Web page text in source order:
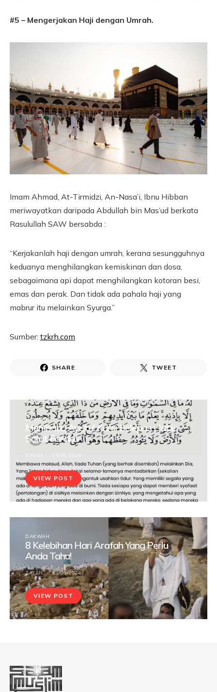
#5 – Mengerjakan Haji dengan Umrah.
Imam Ahmad, At-Tirmidzi, An-Nasa’i, Ibnu Hibban
meriwayatkan daripada Abdullah bin Mas’ud berkata
Rasulullah SAW bersabda :
“Kerjakanlah haji dengan umrah, kerana sesungguhnya
keduanya menghilangkan kemiskinan dan dosa,
sebagaimana api dapat menghilangkan kotoran besi,
emas dan perak. Dan tidak ada pahala haji yang
mabrur itu melainkan Syurga.”
Sumber: tzkrh.com
SHARE TWEET
DAKWAH
Membaca Ayatul Kursi Selepas Habis
Solat Fardhu
ZAYAN 05/06/2024
VIEW POST
DAKWAH
8 Kelebihan Hari Arafah Yang Perlu
Anda Tahu!
ZAYAN 13/06/2024
VIEW POST